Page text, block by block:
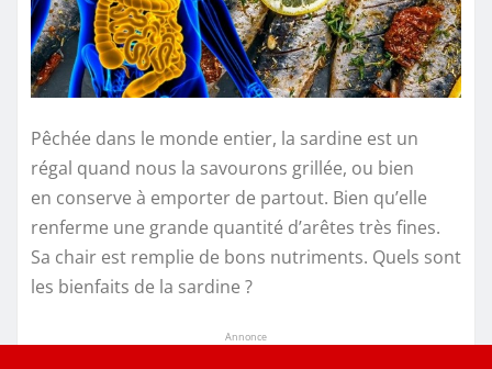
Pêchée dans le monde entier, la sardine est un
régal quand nous la savourons grillée, ou bien
en conserve à emporter de partout. Bien qu’elle
renferme une grande quantité d’arêtes très fines.
Sa chair est remplie de bons nutriments. Quels sont
les bienfaits de la sardine ?
Annonce